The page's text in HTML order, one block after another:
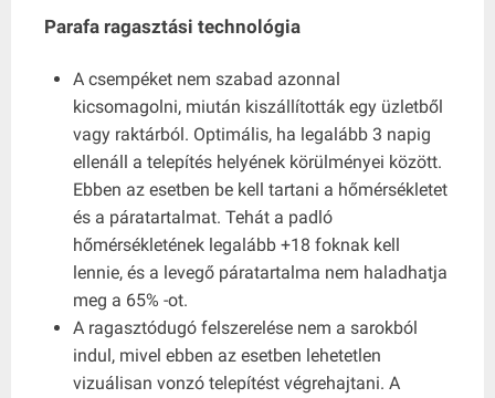
Parafa ragasztási technológia
A csempéket nem szabad azonnal
kicsomagolni, miután kiszállították egy üzletből
vagy raktárból. Optimális, ha legalább 3 napig
ellenáll a telepítés helyének körülményei között.
Ebben az esetben be kell tartani a hőmérsékletet
és a páratartalmat. Tehát a padló
hőmérsékletének legalább +18 foknak kell
lennie, és a levegő páratartalma nem haladhatja
meg a 65% -ot.
A ragasztódugó felszerelése nem a sarokból
indul, mivel ebben az esetben lehetetlen
vizuálisan vonzó telepítést végrehajtani. A